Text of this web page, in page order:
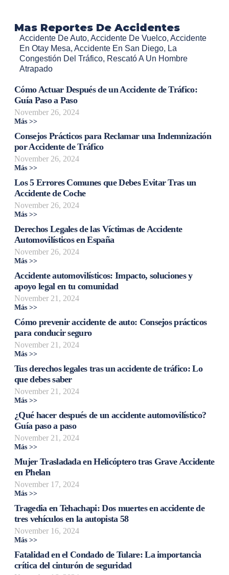
Mas Reportes De Accidentes
Accidente De Auto, Accidente De Vuelco, Accidente
En Otay Mesa, Accidente En San Diego, La
Congestión Del Tráfico, Rescató A Un Hombre
Atrapado
Cómo Actuar Después de un Accidente de Tráfico:
Guía Paso a Paso
November 26, 2024
Más >>
Consejos Prácticos para Reclamar una Indemnización
por Accidente de Tráfico
November 26, 2024
Más >>
Los 5 Errores Comunes que Debes Evitar Tras un
Accidente de Coche
November 26, 2024
Más >>
Derechos Legales de las Víctimas de Accidente
Automovilísticos en España
November 26, 2024
Más >>
Accidente automovilísticos: Impacto, soluciones y
apoyo legal en tu comunidad
November 21, 2024
Más >>
Cómo prevenir accidente de auto: Consejos prácticos
para conducir seguro
November 21, 2024
Más >>
Tus derechos legales tras un accidente de tráfico: Lo
que debes saber
November 21, 2024
Más >>
¿Qué hacer después de un accidente automovilístico?
Guía paso a paso
November 21, 2024
Más >>
Mujer Trasladada en Helicóptero tras Grave Accidente
en Phelan
November 17, 2024
Más >>
Tragedia en Tehachapi: Dos muertes en accidente de
tres vehículos en la autopista 58
November 16, 2024
Más >>
Fatalidad en el Condado de Tulare: La importancia
crítica del cinturón de seguridad